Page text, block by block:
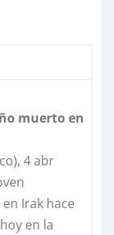
muerto en
4 abr
Irak hace
en la